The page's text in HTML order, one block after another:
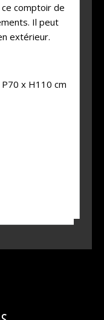
comptoir de
Il peut
extérieur.
x H110 cm